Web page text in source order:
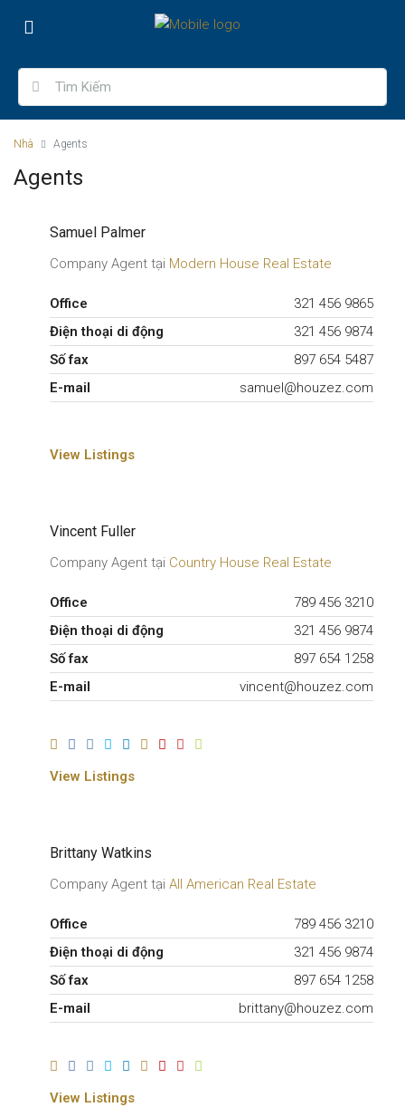
Nhà Agents
Agents
Samuel Palmer
Company Agent tại Modern House Real Estate
Office
321 456 9865
Điện thoại di động
321 456 9874
Số fax
897 654 5487
E-mail
samuel@houzez.com
View Listings
Vincent Fuller
Company Agent tại Country House Real Estate
Office
789 456 3210
Điện thoại di động
321 456 9874
Số fax
897 654 1258
E-mail
vincent@houzez.com
View Listings
Brittany Watkins
Company Agent tại All American Real Estate
Office
789 456 3210
Điện thoại di động
321 456 9874
Số fax
897 654 1258
E-mail
brittany@houzez.com
View Listings